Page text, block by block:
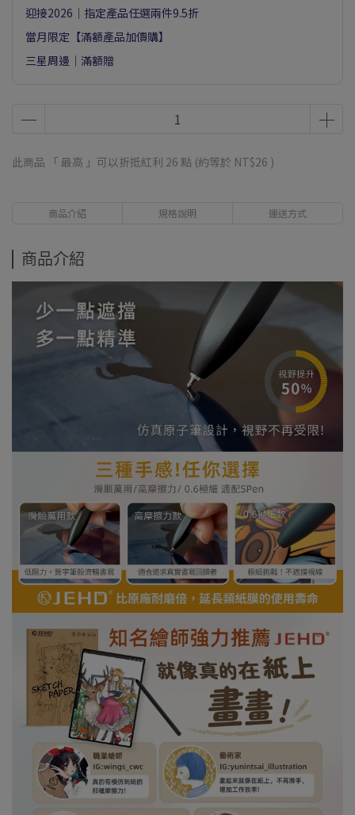
迎接2026｜指定產品任選兩件9.5折
當月限定【滿額產品加價購】
三星周邊｜滿額贈
此商品 「 最高 」可以折抵紅利 26 點 (約等於 NT$26 )
商品介紹 規格說明 運送方式
商品介紹